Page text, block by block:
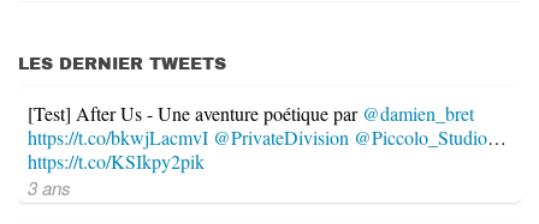
LES DERNIER TWEETS
[Test] After Us - Une aventure poétique par @damien_bret
https://t.co/bkwjLacmvI @PrivateDivision @Piccolo_Studio…
https://t.co/KSIkpy2pik
3 ans